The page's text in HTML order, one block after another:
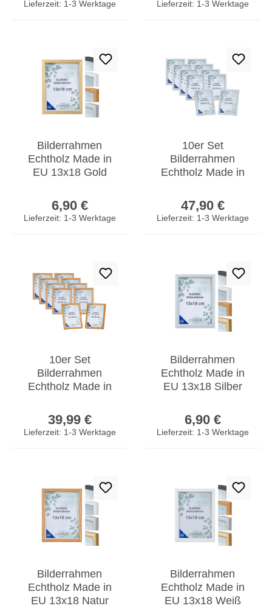
Lieferzeit: 1-3 Werktage Lieferzeit: 1-3 Werktage
Bilderrahmen
Echtholz Made in
EU 13x18 Gold
Fotorahmen
Kiefernholz
6,90 €
Lieferzeit: 1-3 Werktage
10er Set
Bilderrahmen
Echtholz Made in
Glasscheibe
Fotorahmen
47,90 €
Lieferzeit: 1-3 Werktage
10er Set
Bilderrahmen
Echtholz Made in
Glasscheibe
Fotorahmen
39,99 €
Lieferzeit: 1-3 Werktage
Bilderrahmen
Echtholz Made in
EU 13x18 Silber
Fotorahmen
Kiefernholz
6,90 €
Lieferzeit: 1-3 Werktage
Bilderrahmen
Echtholz Made in
EU 13x18 Natur
Bilderrahmen
Echtholz Made in
EU 13x18 Weiß